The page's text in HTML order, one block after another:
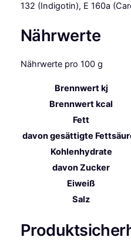
S
ü
k
132 (Indigotin), E 160a
Nährwerte
Nährwerte pro 100 g
Brennwert kj
Brennwert kcal
Fett
davongesättigte
Kohlenhydrate
davonZucker
Eiweiß
Salz